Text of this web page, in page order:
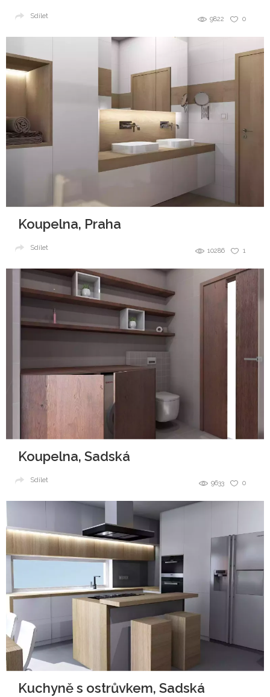
0
9822
Sdílet
Koupelna, Praha
1
10286
Sdílet
Koupelna, Sadská
0
9633
Sdílet
Kuchyně s ostrůvkem, Sadská